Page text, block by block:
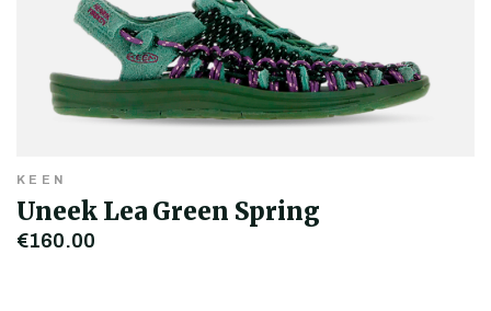
KEEN
Uneek Lea Green Spring
€160,00